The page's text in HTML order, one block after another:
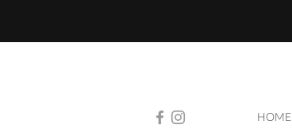
HOME